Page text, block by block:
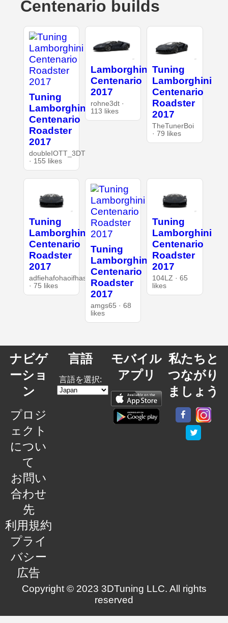
Centenario builds
Tuning
Lamborghini
Centenario
Roadster
2017
doubleIOTT_3DT
· 155 likes
Lamborghini
Centenario
2017
rohne3dt ·
113 likes
Tuning
Lamborghini
Centenario
Roadster
2017
TheTunerBoi
· 79 likes
Tuning
Lamborghini
Centenario
Roadster
2017
adfiehafohaoifhasd
· 75 likes
Tuning
Lamborghini
Centenario
Roadster
2017
amgs65 · 68
likes
Tuning
Lamborghini
Centenario
Roadster
2017
104LZ · 65
likes
ナビゲ
ーショ
ン
プロジ
ェクト
につい
て
お問い
合わせ
先
利用規約
プライ
バシー
広告
言語
言語を選択:
モバイル
アプリ
私たちと
つながり
ましょう
Copyright © 2023 3DTuning LLC. All rights
reserved